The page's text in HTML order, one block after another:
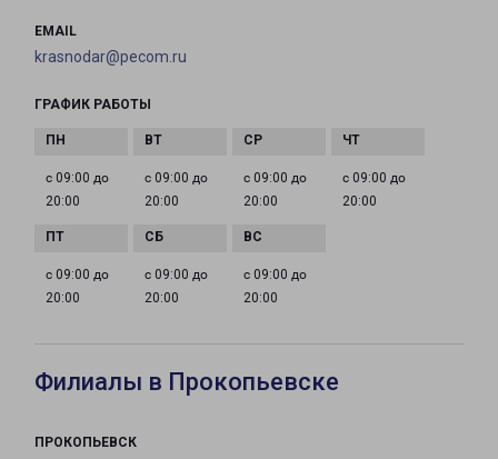
EMAIL
krasnodar@pecom.ru
ГРАФИК РАБОТЫ
с 09:00 до
20:00
с 09:00 до
20:00
с 09:00 до
20:00
с 09:00 до
20:00
с 09:00 до
20:00
с 09:00 до
20:00
с 09:00 до
20:00
Филиалы в Прокопьевске
ПРОКОПЬЕВСК